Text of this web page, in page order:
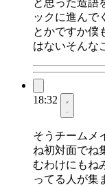
と思った造語
ックに進んで
とかですか僕
はないそんな
18:32
そうチームメ
ね初対面でね
むわけにもね
ってる人が集